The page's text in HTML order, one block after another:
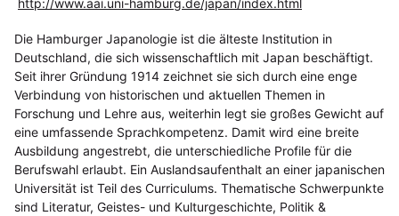
http://www.aai.uni-hamburg.de/japan/index.html
Die Hamburger Japanologie ist die älteste Institution in
Deutschland, die sich wissenschaftlich mit Japan beschäftigt.
Seit ihrer Gründung 1914 zeichnet sie sich durch eine enge
Verbindung von historischen und aktuellen Themen in
Forschung und Lehre aus, weiterhin legt sie großes Gewicht auf
eine umfassende Sprachkompetenz. Damit wird eine breite
Ausbildung angestrebt, die unterschiedliche Profile für die
Berufswahl erlaubt. Ein Auslandsaufenthalt an einer japanischen
Universität ist Teil des Curriculums. Thematische Schwerpunkte
sind Literatur, Geistes- und Kulturgeschichte, Politik &